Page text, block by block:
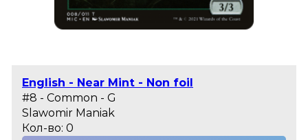
English - Near Mint - Non foil
#8 - Common - G
Slawomir Maniak
Кол-во: 0